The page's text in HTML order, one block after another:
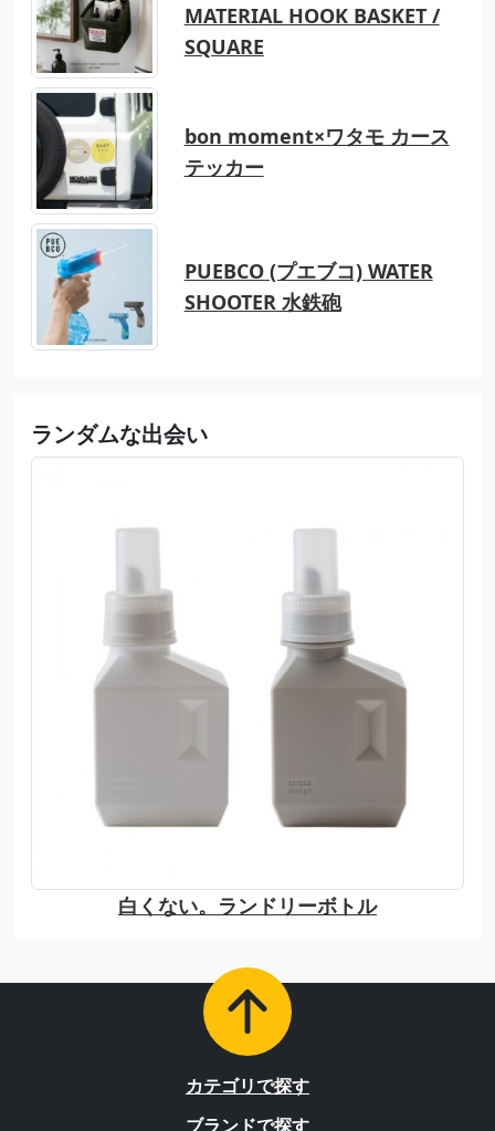
MATERIAL HOOK BASKET /
SQUARE
bon moment×ワタモ カース
テッカー
PUEBCO (プエブコ) WATER
SHOOTER 水鉄砲
ランダムな出会い
白くない。ランドリーボトル
カテゴリで探す
ブランドで探す